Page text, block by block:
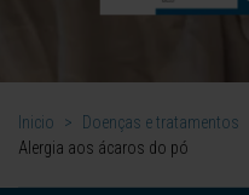
Inicio > Doenças e tratamentos
Alergia aos ácaros do pó